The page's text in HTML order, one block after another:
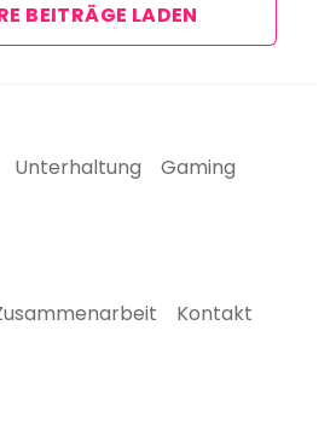
BEITRÄGE LADEN
Unterhaltung
Gaming
Kontakt